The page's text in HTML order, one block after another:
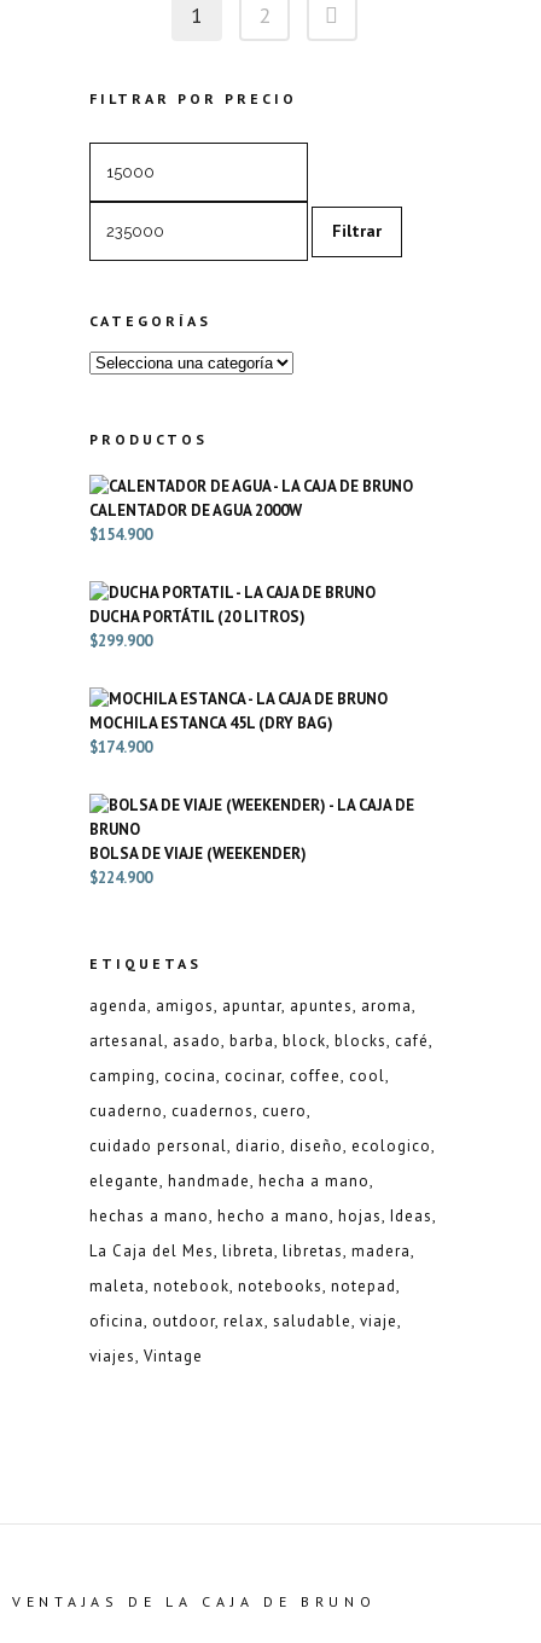
FILTRAR POR PRECIO
Filtrar
CATEGORÍAS
PRODUCTOS
CALENTADOR DE AGUA 2000W
$154.900
DUCHA PORTÁTIL (20 LITROS)
$299.900
MOCHILA ESTANCA 45L (DRY BAG)
$174.900
BOLSA DE VIAJE (WEEKENDER)
$224.900
ETIQUETAS
agenda amigos apuntar apuntes aroma
artesanal asado barba block blocks café
camping cocina cocinar coffee cool
cuaderno cuadernos cuero
cuidado personal diario diseño ecologico
elegante handmade hecha a mano
hechas a mano hecho a mano hojas Ideas
La Caja del Mes libreta libretas madera
maleta notebook notebooks notepad
oficina outdoor relax saludable viaje
viajes Vintage
1 2
VENTAJAS DE LA CAJA DE BRUNO